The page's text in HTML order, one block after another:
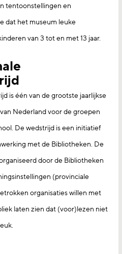
tentoonstellingen en
dat het museum leuke
van 3 tot en met 13 jaar.
is één van de grootste jaarlijkse
Nederland voor de groepen
De wedstrijd is een initiatief
met de Bibliotheken. De
door de Bibliotheken
(provinciale
organisaties willen met
laten zien dat (voor)lezen niet